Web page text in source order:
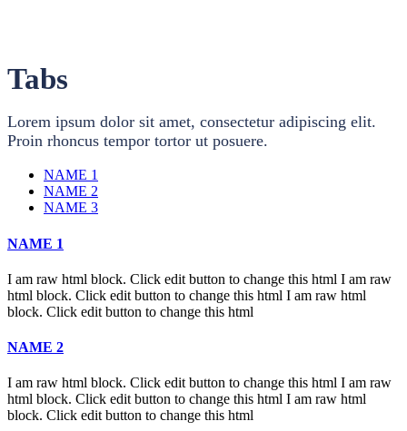
Tabs
Lorem ipsum dolor sit amet, consectetur adipiscing elit.
Proin rhoncus tempor tortor ut posuere.
NAME 1
NAME 2
NAME 3
NAME 1
I am raw html block. Click edit button to change this html I am raw
html block. Click edit button to change this html I am raw html
block. Click edit button to change this html
NAME 2
I am raw html block. Click edit button to change this html I am raw
html block. Click edit button to change this html I am raw html
block. Click edit button to change this html